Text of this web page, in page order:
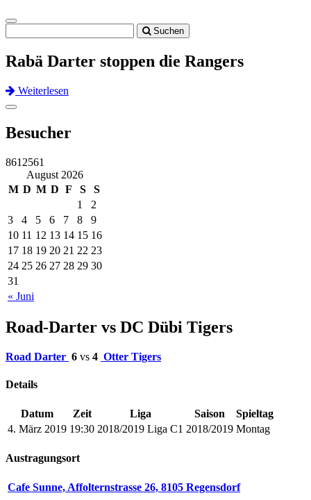
Toggle
navigation
Suchen
Rabä Darter stoppen die Rangers
Weiterlesen
Previous
Next
Toggle
Besucher
8612561
August 2026
M D M D F S S
« Juni
1
2
3
4 5 6 7 8
9
10 11 12 13 14 15 16
17 18 19 20 21 22 23
24 25 26 27 28 29 30
31
Road-Darter vs DC Dübi Tigers
Road Darter 6 vs 4 Otter Tigers
Details
Datum Zeit Liga Saison
Spieltag
4. März 2019 19:30 2018/2019 Liga C1 2018/2019 Montag
Austragungsort
Cafe Sunne, Affolternstrasse 26, 8105 Regensdorf